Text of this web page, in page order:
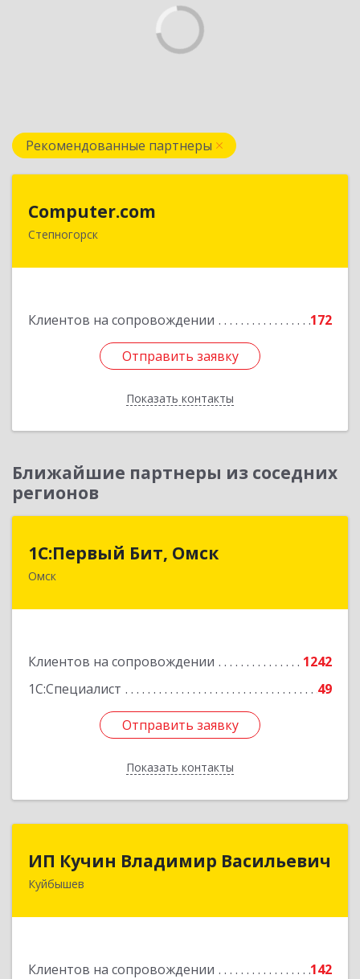
Рекомендованные партнеры
Computer.com
Степногорск
Клиентов на сопровождении 172
Отправить заявку
Показать контакты
021500, Республика Казахстан, Акмолинская,
Отправить заявку
Назад
Ближайшие партнеры из соседних
регионов
1С:Первый Бит, Омск
Омск
Клиентов на сопровождении
1242
1С:Специалист
49
Отправить заявку
Показать контакты
644099, Омская обл, Омск г, Гагарина ул, дом №
Отправить заявку
Назад
ИП Кучин Владимир Васильевич
Куйбышев
Клиентов на сопровождении 142
632387, Новосибирская обл, Куйбышев г,